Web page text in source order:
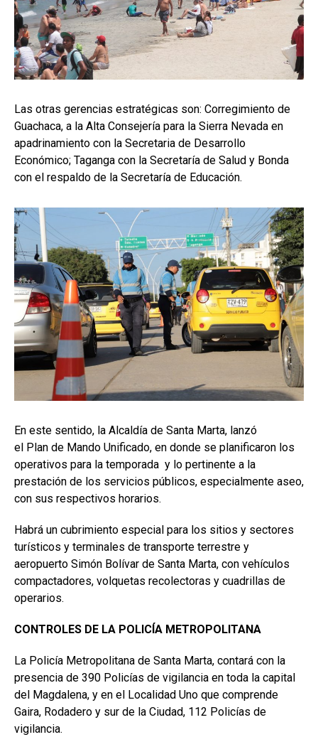
Las otras gerencias estratégicas son: Corregimiento de
Guachaca, a la Alta Consejería para la Sierra Nevada en
apadrinamiento con la Secretaria de Desarrollo
Económico; Taganga con la Secretaría de Salud y Bonda
con el respaldo de la Secretaría de Educación.
En este sentido, la Alcaldía de Santa Marta, lanzó
el Plan de Mando Unificado, en donde se planificaron los
operativos para la temporada y lo pertinente a la
prestación de los servicios públicos, especialmente aseo,
con sus respectivos horarios.
Habrá un cubrimiento especial para los sitios y sectores
turísticos y terminales de transporte terrestre y
aeropuerto Simón Bolívar de Santa Marta, con vehículos
compactadores, volquetas recolectoras y cuadrillas de
operarios.
CONTROLES DE LA POLICÍA METROPOLITANA
La Policía Metropolitana de Santa Marta, contará con la
presencia de 390 Policías de vigilancia en toda la capital
del Magdalena, y en el Localidad Uno que comprende
Gaira, Rodadero y sur de la Ciudad, 112 Policías de
vigilancia.